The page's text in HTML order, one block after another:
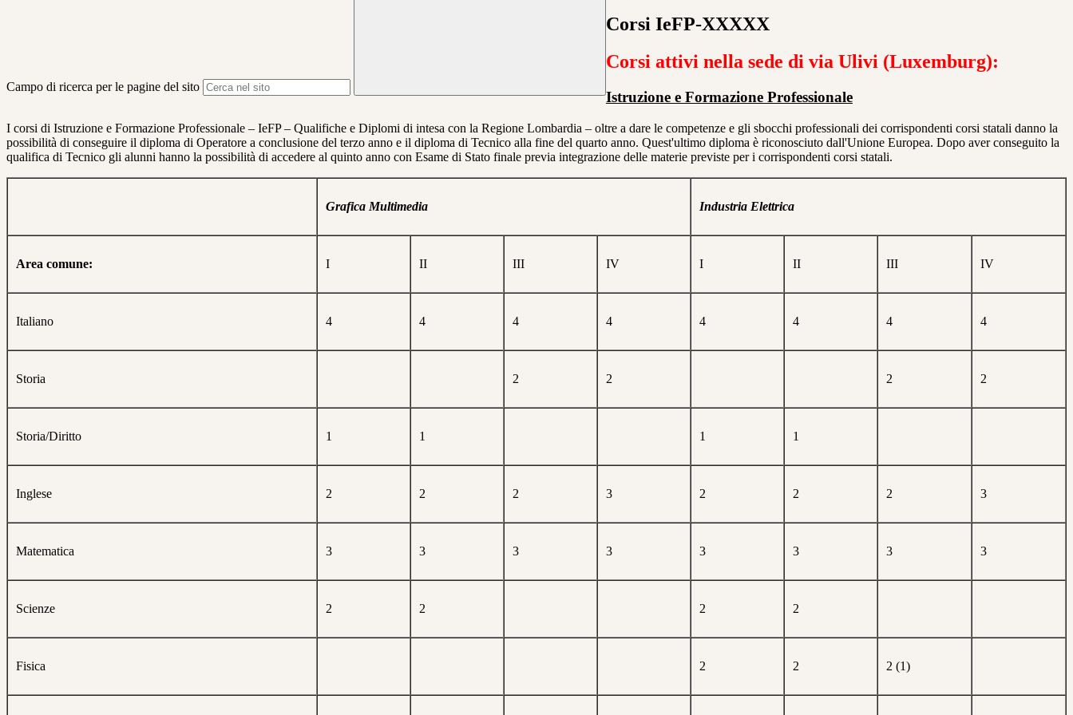
Campo di ricerca per le pagine del sito
Corsi IeFP-XXXXX
Corsi attivi nella sede di via Ulivi (Luxemburg):
Istruzione e Formazione Professionale
I corsi di Istruzione e Formazione Professionale – IeFP – Qualifiche e Diplomi di intesa con la Regione Lombardia – oltre a dare le competenze e gli sbocchi professionali dei corrispondenti corsi statali danno la
possibilità di conseguire il diploma di Operatore a conclusione del terzo anno e il diploma di Tecnico alla fine del quarto anno. Quest'ultimo diploma è riconosciuto dall'Unione Europea. Dopo aver conseguito la
qualifica di Tecnico gli alunni hanno la possibilità di accedere al quinto anno con Esame di Stato finale previa integrazione delle materie previste per i corrispondenti corsi statali.
Grafica Multimedia Industria Elettrica
Area comune: I II III IV I II III IV
Italiano 4 4 4 4 4 4 4 4
Storia 2 2 2 2
Storia/Diritto 1 1 1 1
Inglese 2 2 2 3 2 2 2 3
Matematica 3 3 3 3 3 3 3 3
Scienze 2 2 2 2
Fisica 2 2 2 (1)